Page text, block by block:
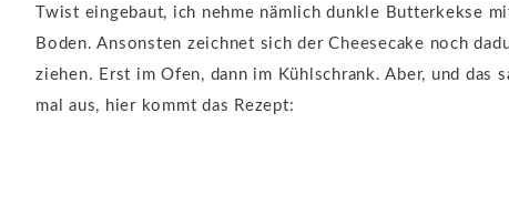
Twist eingebaut, ich nehme nämlich dunkle Butterkekse
Boden. Ansonsten zeichnet sich der Cheesecake noch
ziehen. Erst im Ofen, dann im Kühlschrank. Aber, und
mal aus, hier kommt das Rezept: